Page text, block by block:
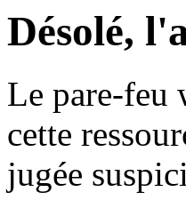
Désolé,
Le pare-feu
cette
jugée